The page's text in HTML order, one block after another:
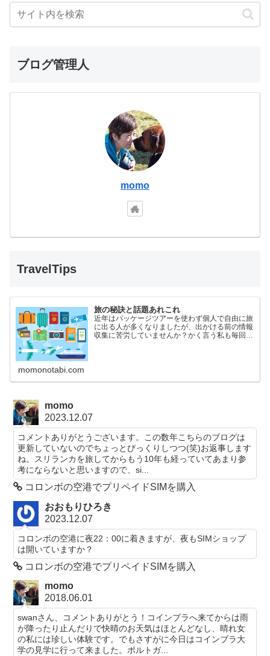
ブログ管理人
momo
TravelTips
旅の秘訣と話題あれこれ
近年はパッケージツアーを使わず個人で自由に旅
に出る人が多くなりましたが、出かける前の情報
収集に苦労していませんか？かく言う私も毎回四
momonotabi.com
momo
2023.12.07
コメントありがとうございます。この数年こちらのブログは
更新していないのでちょっとびっくりしつつ(笑)お返事します
ね。スリランカを旅してからもう10年も経っていてあまり参
考にならないと思いますので、si...
コロンボの空港でプリペイドSIMを購入
おおもりひろき
2023.12.07
コロンボの空港に夜22：00に着きますが、夜もSIMショップ
は開いていますか？
コロンボの空港でプリペイドSIMを購入
momo
2018.06.01
swanさん、コメントありがとう！コインブラへ来てからは雨
が降ったり止んだりで快晴のお天気はほとんどなし、晴れ女
の私には珍しい体験です。でもさすがに今日はコインブラ大
学の見学に行って来ました。ポルトガ...